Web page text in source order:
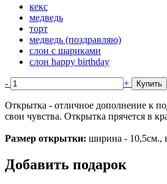
кекс
медведь
торт
медведь (поздравляю)
слон с шариками
слон happy birthday
- + Купить
Открытка - отличное дополнение к
свои чувства. Открытка прячется в
Размер открытки: ширина - 10,5см.,
Добавить подарок